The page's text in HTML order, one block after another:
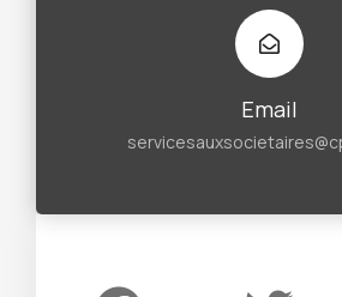
Email